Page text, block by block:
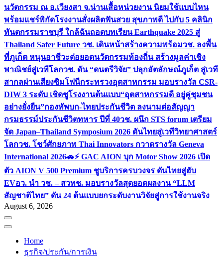
นวัตกรรม ณ อ.เวียงสา จ.น่านเสื้อหน่วยงาน นิยมใช้แบบไหน
พร้อมแชร์พิกัดโรงงานสั่งผลิตฟันสวย สุขภาพดี ไปกับ 5 คลินิก
ทันตกรรมราชบุรี ใกล้ฉันถอดบทเรียน Earthquake 2025 สู่
Thailand Safer Future วช. เดินหน้าสร้างความพร้อมวช. ลงพื้น
ที่ภูเก็ต หนุนอาชีวะต่อยอดนวัตกรรมท้องถิ่น สร้างมูลค่าเชิง
พาณิชย์สู่เวทีโลกวช. ดัน “ดนตรีวิจัย” ปลุกอัตลักษณ์ภูเก็ต สู่เวที
สากลผ่านเสียงซิมโฟนีกระทรวงอุตสาหกรรม มอบรางวัล CSR-
DIW 3 ระดับ เชิดชูโรงงานต้นแบบ“อุตสาหกรรมดี อยู่คู่ชุมชน
อย่างยั่งยืน”กองทัพบก-ไทยประกันชีวิต ลงนามต่อสัญญา
กรมธรรม์ประกันชีวิตทหาร ปีที่ 40วช. ผนึก STS forum เตรียม
จัด Japan–Thailand Symposium 2026 ดันไทยสู่เวทีวิทยาศาสตร์
โลกวช. โชว์ศักยภาพ Thai Innovators กวาดรางวัล Geneva
International 2026🚗⚡️ GAC AION บุก Motor Show 2026 เปิด
ตัว AION V 500 Premium ชูบริการครบวงจร ดันไทยสู่ฮับ
EVอว. นำ วช. – สวทช. มอบรางวัลสุดยอดผลงาน “LLM
สัญชาติไทย” ดัน 24 ต้นแบบยกระดับงานวิจัยสู่การใช้งานจริง
August 6, 2026
Home
ธุรกิจ/ประกัน/การเงิน